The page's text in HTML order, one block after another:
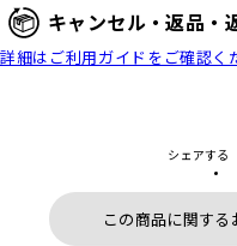
キャンセル・返品・
詳細はご利用ガイドをご確認く
シェアする
この商品に関する